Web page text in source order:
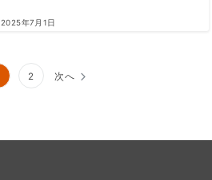
2025年7月1日
2 次へ